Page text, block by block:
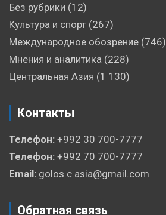
Без рубрики (12)
Культура и спорт (267)
Международное обозрение (746)
Мнения и аналитика (228)
Центральная Азия (1 130)
Контакты
Телефон: +992 30 700-7777
Телефон: +992 70 700-7777
Email: golos.c.asia@gmail.com
Обратная связь